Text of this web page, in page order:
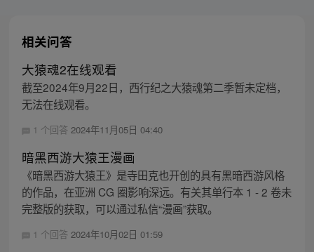
相关问答
大猿魂2在线观看
截至2024年9月22日，西行纪之大猿魂第二季暂未定档，
无法在线观看。
1 个回答 2024年11月05日 04:40
暗黑西游大猿王漫画
《暗黑西游大猿王》是寺田克也开创的具有黑暗西游风格
的作品，在亚洲 CG 圈影响深远。有关其单行本 1 - 2 卷未
完整版的获取，可以通过私信“漫画”获取。
1 个回答 2024年10月02日 01:59